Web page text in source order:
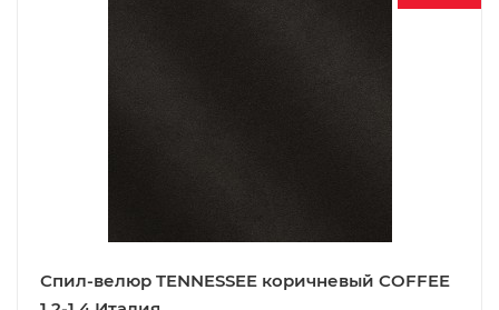
Спил-велюр TENNESSEE коричневый COFFEE